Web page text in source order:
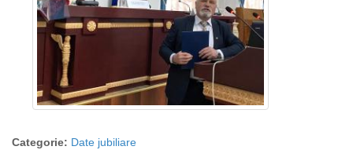
Categorie: Date jubiliare